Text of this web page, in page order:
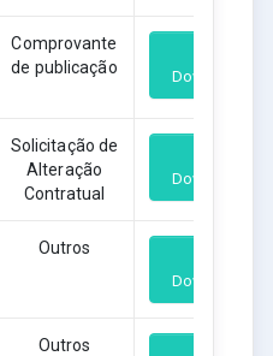
Comprovante
de publicação
Download
Solicitação de
Alteração
Contratual
Download
Outros
Download
Outros